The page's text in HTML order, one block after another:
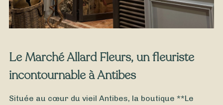
Le Marché Allard Fleurs, un fleuriste
incontournable à Antibes
Située au cœur du vieil Antibes, la boutique **Le